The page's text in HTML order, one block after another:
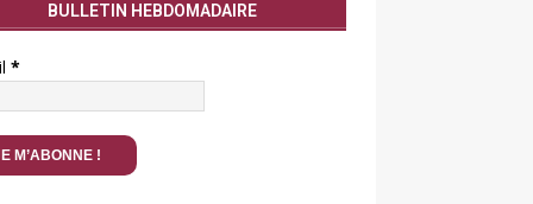
BULLETIN HEBDOMADAIRE
*